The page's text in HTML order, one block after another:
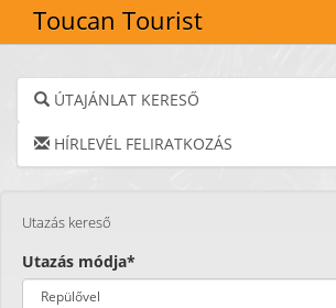
Toucan Tourist
ÚTAJÁNLAT KERESŐ
HÍRLEVÉL FELIRATKOZÁS
Utazás kereső
Utazás módja*